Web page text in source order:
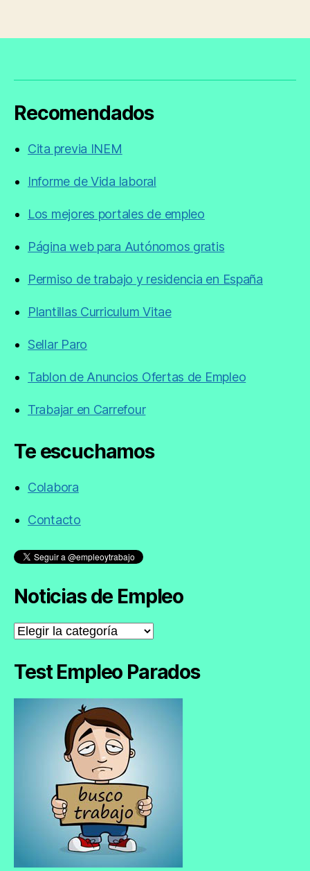
Recomendados
Cita previa INEM
Informe de Vida laboral
Los mejores portales de empleo
Página web para Autónomos gratis
Permiso de trabajo y residencia en España
Plantillas Curriculum Vitae
Sellar Paro
Tablon de Anuncios Ofertas de Empleo
Trabajar en Carrefour
Te escuchamos
Colabora
Contacto
Noticias de Empleo
Noticias
de
Test Empleo Parados